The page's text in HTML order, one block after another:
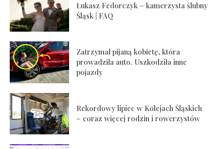
Łukasz Fedorczyk – kamerzysta ślubny
Śląsk | FAQ
Zatrzymał pijaną kobietę, która
prowadziła auto. Uszkodziła inne
pojazdy
Rekordowy lipiec w Kolejach Śląskich
– coraz więcej rodzin i rowerzystów